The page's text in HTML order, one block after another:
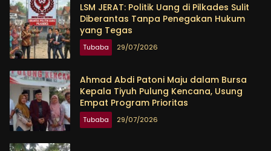
LSM JERAT: Politik Uang di Pilkades Sulit
Diberantas Tanpa Penegakan Hukum
yang Tegas
Tubaba 29/07/2026
Ahmad Abdi Patoni Maju dalam Bursa
Kepala Tiyuh Pulung Kencana, Usung
Empat Program Prioritas
Tubaba 29/07/2026